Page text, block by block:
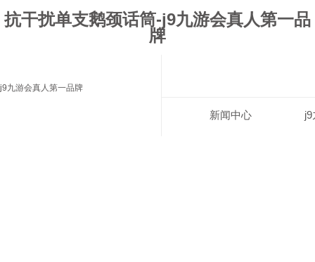
抗干扰单支鹅颈话筒-j9九游会真人第一品
牌
j9九游会真人第一品牌
新闻中心